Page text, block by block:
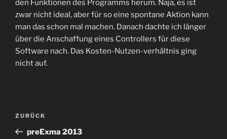
den Funktionen des Programms herum. Naja, es ist
zwar nicht ideal, aber für so eine spontane Aktion kann
man das schon mal machen. Danach dachte ich länger
über die Anschaffung eines Controllers für diese
Software nach. Das Kosten-Nutzen-verhältnis ging
nicht auf.
Beitrags-
Vorheriger
Beitrag
ZURÜCK
preExma 2013